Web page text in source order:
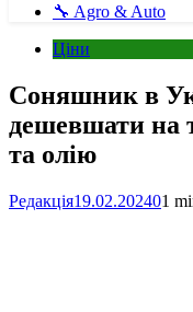
🔧 Agro & Auto
Ціни
Соняшник в
дешевшати на
та олію
Редакція19.02.202401